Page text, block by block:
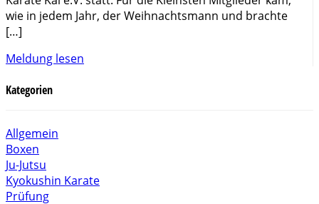
wie in jedem Jahr, der Weihnachtsmann und brachte
[…]
Meldung lesen
Kategorien
Allgemein
Boxen
Ju-Jutsu
Kyokushin Karate
Prüfung